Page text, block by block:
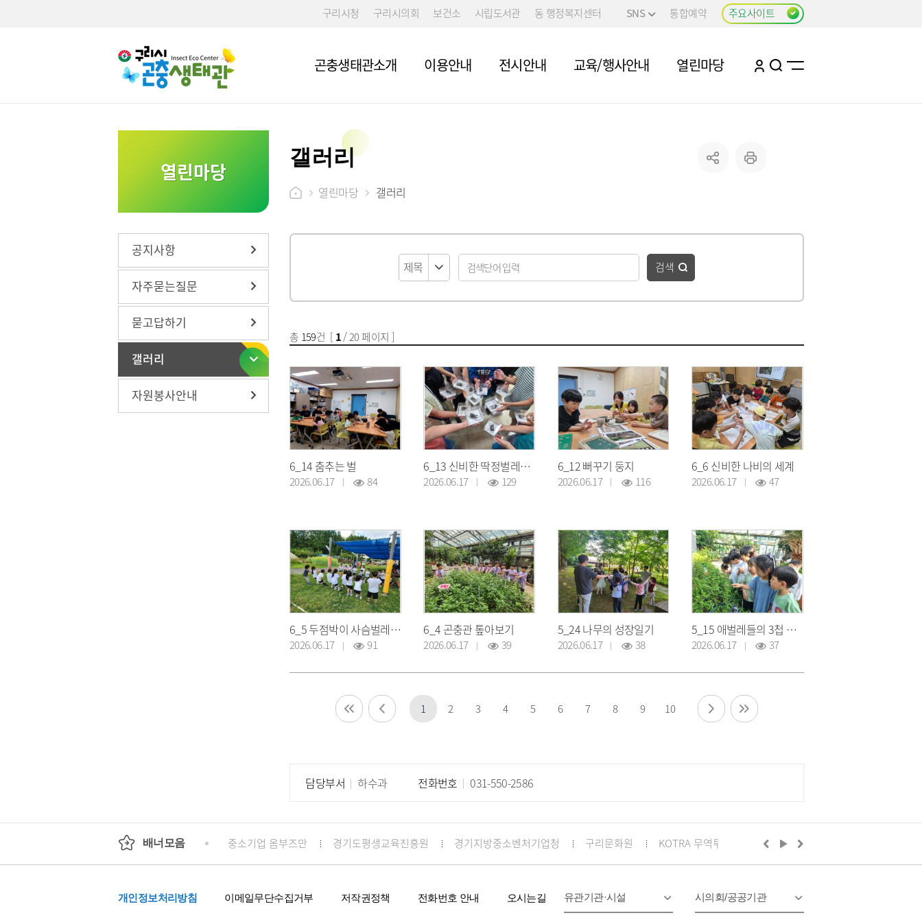
구리시청 구리시의회 보건소 시립도서관 동 행정복지센터 SNS 통합예약 주요사이트
곤충생태관소개 이용안내 전시안내 교육/행사안내
단체해설예약
열린마당
열린마당
공지사항
자주묻는질문
묻고답하기
갤러리
자원봉사안내
갤러리
열린마당 갤러리
검색
총 159건 [ 1/ 20 페이지 ]
6_14 춤추는 벌
2026.06.17 84
6_13 신비한 딱정벌레의 세계
2026.06.17 129
6_12 뻐꾸기 둥지
2026.06.17 116
6_6 신비한 나비의 세계
2026.06.17 47
6_5 두점박이 사슴벌레는 어디에 살까?
2026.06.17 91
6_4 곤충관 톺아보기
2026.06.17 39
5_24 나무의 성장일기
2026.06.17 38
5_15 애벌레들의 3첩 밥상
2026.06.17 37
1 2 3 4 5 6 7 8 9 10
담당부서 하수과 전화번호 031-550-2586
배너모음
경기도청 행정안전부 중소기업 옴부즈만 경기도평생교육진흥원 경기지방중소벤처기업청 구리문화원 KOTRA 무역투자24 구리시의회
개인정보처리방침 이메일무단수집거부 저작권정책 전화번호 안내 오시는길 유관기관·시설 시의회/공공기관